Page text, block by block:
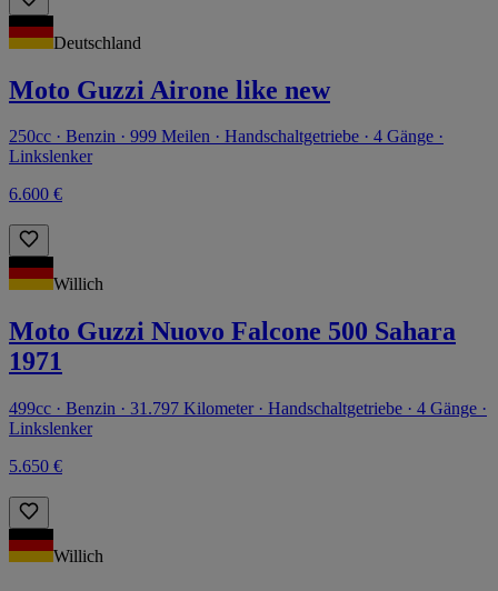
Deutschland
Moto Guzzi Airone like new
250cc · Benzin · 999 Meilen · Handschaltgetriebe · 4 Gänge ·
Linkslenker
6.600 €
Willich
Moto Guzzi Nuovo Falcone 500 Sahara
1971
499cc · Benzin · 31.797 Kilometer · Handschaltgetriebe · 4 Gänge ·
Linkslenker
5.650 €
Willich